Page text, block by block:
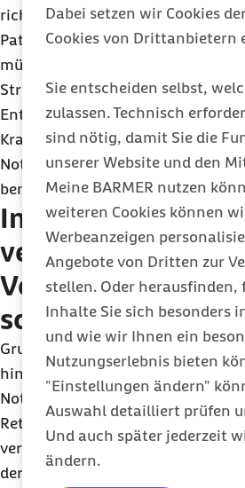
Dabei setzen wir Cookies
Cookies von Drittanbietern
Sie entscheiden selbst,
zulassen. Technisch
sind nötig, damit Sie die
unserer Website und den
Meine BARMER nutzen
weiteren Cookies können
Werbeanzeigen
Angebote von Dritten zur
stellen. Oder herausfinden,
Inhalte Sie sich besonders
und wie wir Ihnen ein
Nutzungserlebnis bieten
"Einstellungen ändern"
Auswahl detailliert prüfen
Und auch später jederzeit
ändern.
richtige Richtung, denn
Patienten mit ambulantem
müssen vorrangig in den
Strukturen versorgt werden. Das
Entlastung der Notfallaufnahmen
Krankenhäuser bei, die für die
Notfällen mit schwerwiegenden
benötigt werden.
Integrierte und
vernetzte
schnell umsetzen
Grundgedanke des neuen
hinaus, integrierte Strukturen für
Notfallversorgung zu schaffen.
Rettungsdienste der Länder sollen
vernetzt zusammenarbeiten:
der Leitstellen, hier ist ein